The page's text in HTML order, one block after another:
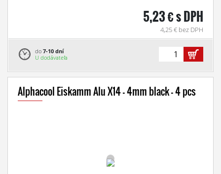
5,23 € s DPH
4,25 € bez DPH
do 7-10 dní
U dodávateľa
Alphacool Eiskamm Alu X14 - 4mm black - 4 pcs